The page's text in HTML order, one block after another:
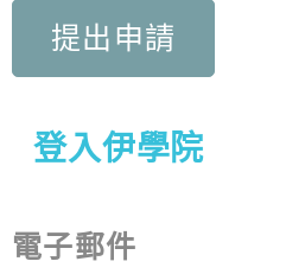
提出申請
登入伊學院
電子郵件